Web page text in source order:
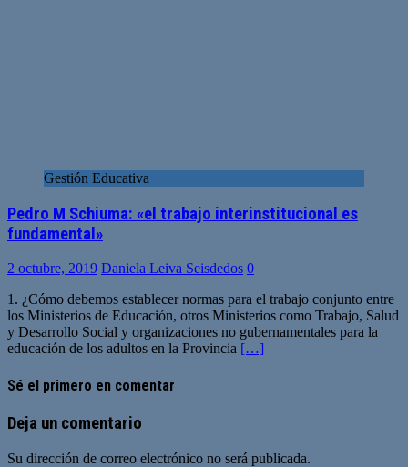
Gestión Educativa
Pedro M Schiuma: «el trabajo interinstitucional es
fundamental»
2 octubre, 2019 Daniela Leiva Seisdedos 0
1. ¿Cómo debemos establecer normas para el trabajo conjunto entre
los Ministerios de Educación, otros Ministerios como Trabajo, Salud
y Desarrollo Social y organizaciones no gubernamentales para la
educación de los adultos en la Provincia […]
Sé el primero en comentar
Deja un comentario
Su dirección de correo electrónico no será publicada.